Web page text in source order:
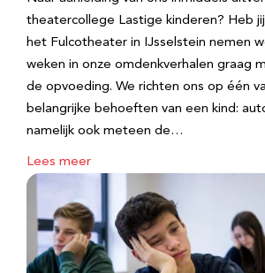
theatercollege Lastige kinderen? Heb
het Fulcotheater in IJsselstein nemen
weken in onze omdenkverhalen graag
de opvoeding. We richten ons op één
belangrijke behoeften van een kind:
namelijk ook meteen de…
Lees meer